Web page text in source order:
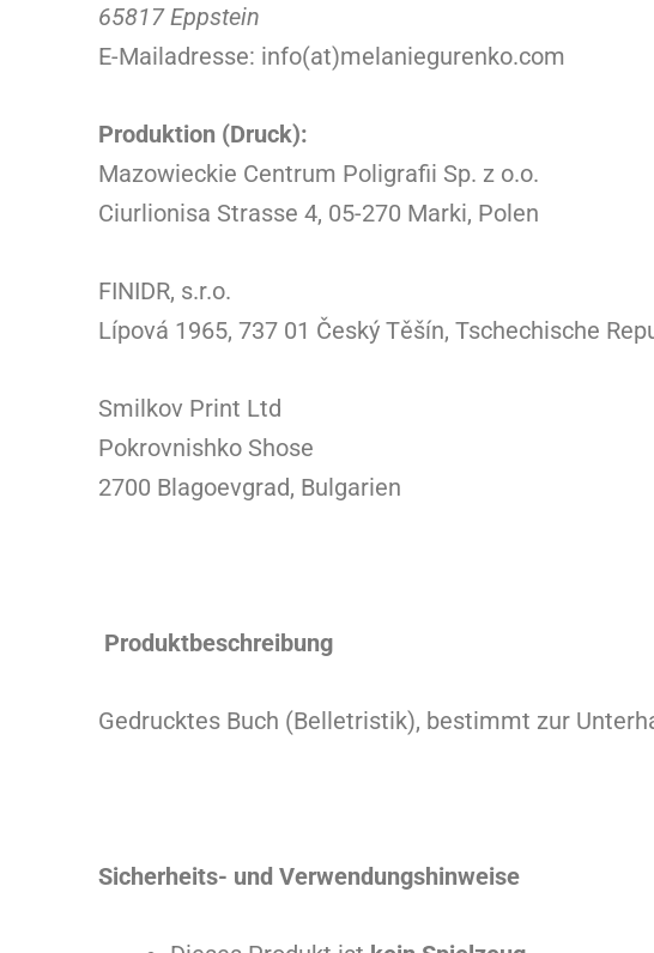
65817 Eppstein
E-Mailadresse: info(at)melaniegurenko.com
Produktion (Druck):
Mazowieckie Centrum Poligrafii Sp. z o.o.
Ciurlionisa Strasse 4, 05-270 Marki, Polen
FINIDR, s.r.o.
Lípová 1965, 737 01 Český Těšín, Tschechische
Smilkov Print Ltd
Pokrovnishko Shose
2700 Blagoevgrad, Bulgarien
Produktbeschreibung
Gedrucktes Buch (Belletristik), bestimmt zur
Sicherheits- und Verwendungshinweise